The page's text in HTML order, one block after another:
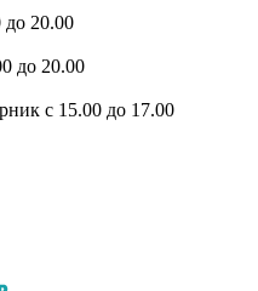
до 20.00
до 20.00
с 15.00 до 17.00